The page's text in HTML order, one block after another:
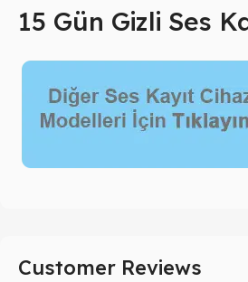
15 Gün Gizli Ses
Customer Reviews